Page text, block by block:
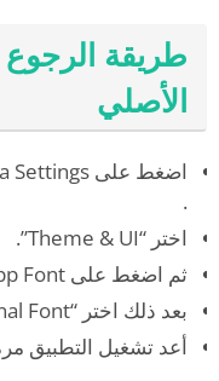
طريقة
الأصلي
.
اختر “Theme & UI”.
ثم اضغط على App Font من الاختيارات.
بعد ذلك اختر “Original Font”.
أعد تشغيل التطبيق